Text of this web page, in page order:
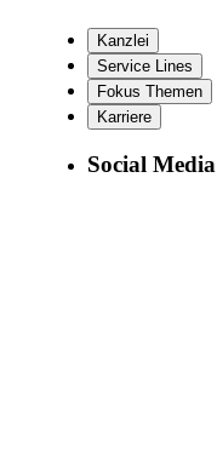
Kanzlei
Service Lines
Fokus Themen
Karriere
Social Media